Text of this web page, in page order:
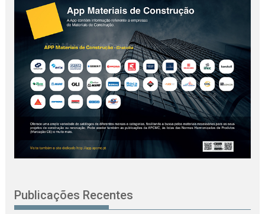
Publicações Recentes